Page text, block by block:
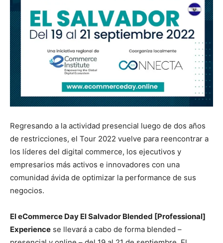
Regresando a la actividad presencial luego de dos años
de restricciones, el Tour 2022 vuelve para reencontrar a
los líderes del digital commerce, los ejecutivos y
empresarios más activos e innovadores con una
comunidad ávida de optimizar la performance de sus
negocios.
EleCommerce Day El Salvador Blended [Professional]
Experience se llevará a cabo de forma blended –